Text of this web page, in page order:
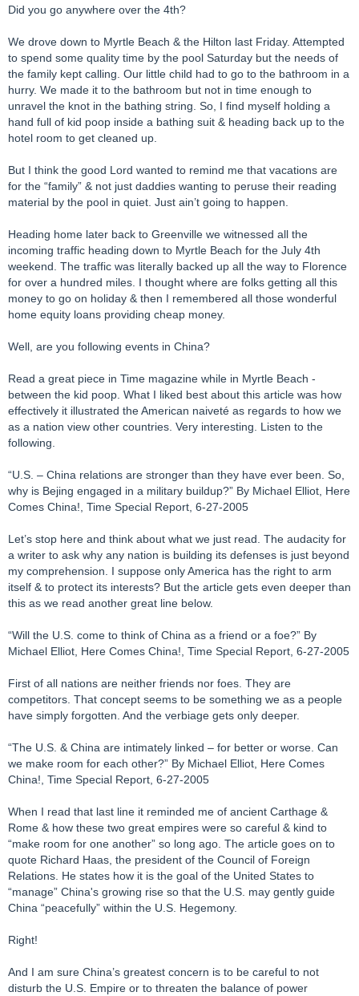
Did you go anywhere over the 4th?
We drove down to Myrtle Beach & the Hilton last Friday. Attempted
to spend some quality time by the pool Saturday but the needs of
the family kept calling. Our little child had to go to the bathroom in a
hurry. We made it to the bathroom but not in time enough to
unravel the knot in the bathing string. So, I find myself holding a
hand full of kid poop inside a bathing suit & heading back up to the
hotel room to get cleaned up.
But I think the good Lord wanted to remind me that vacations are
for the “family” & not just daddies wanting to peruse their reading
material by the pool in quiet. Just ain’t going to happen.
Heading home later back to Greenville we witnessed all the
incoming traffic heading down to Myrtle Beach for the July 4th
weekend. The traffic was literally backed up all the way to Florence
for over a hundred miles. I thought where are folks getting all this
money to go on holiday & then I remembered all those wonderful
home equity loans providing cheap money.
Well, are you following events in China?
Read a great piece in Time magazine while in Myrtle Beach -
between the kid poop. What I liked best about this article was how
effectively it illustrated the American naiveté as regards to how we
as a nation view other countries. Very interesting. Listen to the
following.
“U.S. – China relations are stronger than they have ever been. So,
why is Bejing engaged in a military buildup?” By Michael Elliot, Here
Comes China!, Time Special Report, 6-27-2005
Let’s stop here and think about what we just read. The audacity for
a writer to ask why any nation is building its defenses is just beyond
my comprehension. I suppose only America has the right to arm
itself & to protect its interests? But the article gets even deeper than
this as we read another great line below.
“Will the U.S. come to think of China as a friend or a foe?” By
Michael Elliot, Here Comes China!, Time Special Report, 6-27-2005
First of all nations are neither friends nor foes. They are
competitors. That concept seems to be something we as a people
have simply forgotten. And the verbiage gets only deeper.
“The U.S. & China are intimately linked – for better or worse. Can
we make room for each other?” By Michael Elliot, Here Comes
China!, Time Special Report, 6-27-2005
When I read that last line it reminded me of ancient Carthage &
Rome & how these two great empires were so careful & kind to
“make room for one another” so long ago. The article goes on to
quote Richard Haas, the president of the Council of Foreign
Relations. He states how it is the goal of the United States to
“manage” China's growing rise so that the U.S. may gently guide
China “peacefully” within the U.S. Hegemony.
Right!
And I am sure China’s greatest concern is to be careful to not
disturb the U.S. Empire or to threaten the balance of power